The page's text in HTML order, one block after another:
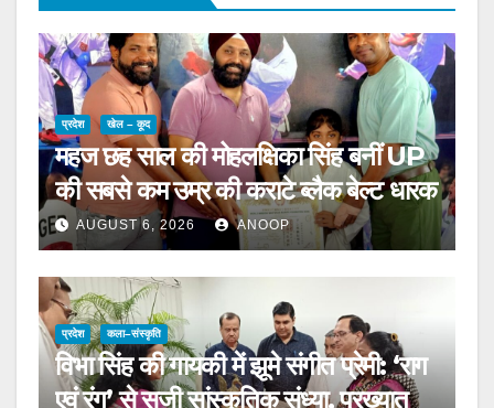
प्रदेश खेल – कूद
महज छह साल की मोहलक्षिका सिंह बनीं UP
की सबसे कम उम्र की कराटे ब्लैक बेल्ट धारक
AUGUST 6, 2026 ANOOP
प्रदेश कला–संस्कृति
विभा सिंह की गायकी में झूमे संगीत प्रेमी: ‘राग
एवं रंग’ से सजी सांस्कृतिक संध्या, प्रख्यात